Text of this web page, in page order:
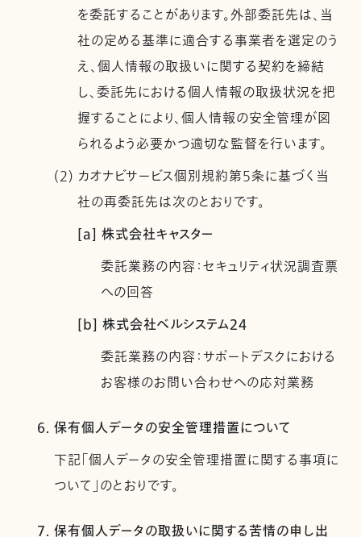
を委託することがあります。外部委託先は、当
社の定める基準に適合する事業者を選定のう
え、個人情報の取扱いに関する契約を締結
し、委託先における個人情報の取扱状況を把
握することにより、個人情報の安全管理が図
られるよう必要かつ適切な監督を行います。
(2) カオナビサービス個別規約第5条に基づく当
社の再委託先は次のとおりです。
[a] 株式会社キャスター
委託業務の内容：セキュリティ状況調査票
への回答
[b] 株式会社ベルシステム24
委託業務の内容：サポートデスクにおける
お客様のお問い合わせへの応対業務
6. 保有個人データの安全管理措置について
下記「個人データの安全管理措置に関する事項に
ついて」のとおりです。
7. 保有個人データの取扱いに関する苦情の申し出